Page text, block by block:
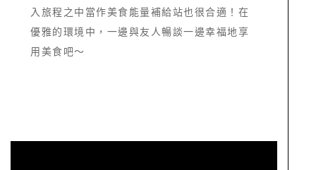
入旅程之中當作美食能量補給站也很合適！在
優雅的環境中，一邊與友人暢談一邊幸福地享
用美食吧～